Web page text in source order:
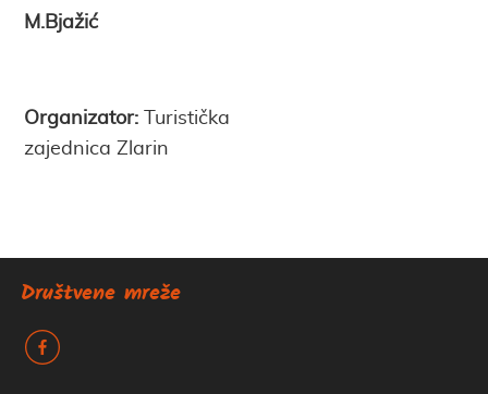
M.Bjažić
Organizator: Turistička
zajednica Zlarin
Društvene mreže
k